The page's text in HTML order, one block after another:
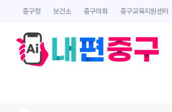
중구청 보건소 중구의회 중구교육지원센터